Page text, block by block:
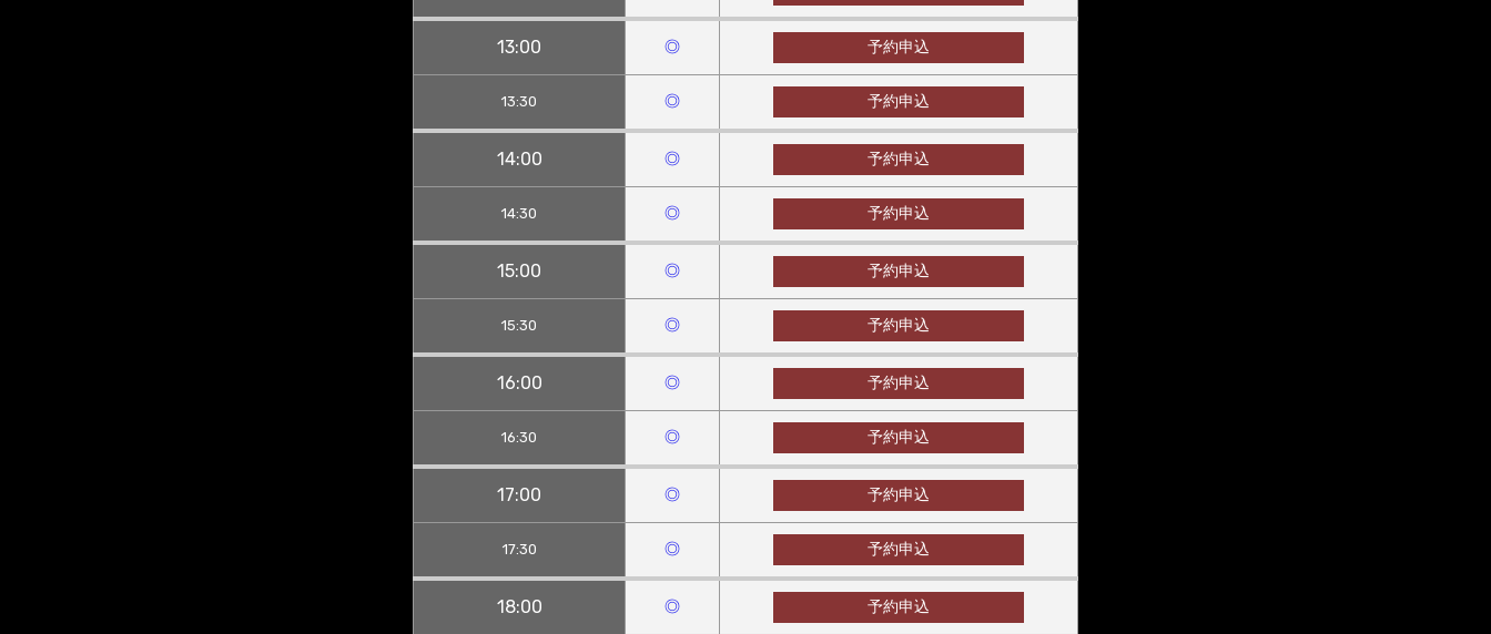
13:00 ◎ 予約申込
13:30 ◎ 予約申込
14:00 ◎ 予約申込
14:30 ◎ 予約申込
15:00 ◎ 予約申込
15:30 ◎ 予約申込
16:00 ◎ 予約申込
16:30 ◎ 予約申込
17:00 ◎ 予約申込
17:30 ◎ 予約申込
18:00 ◎ 予約申込